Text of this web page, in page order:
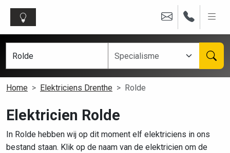
Home Elektriciens Drenthe Rolde
Elektricien Rolde
In Rolde hebben wij op dit moment elf elektriciens in ons
bestand staan. Klik op de naam van de elektricien om de